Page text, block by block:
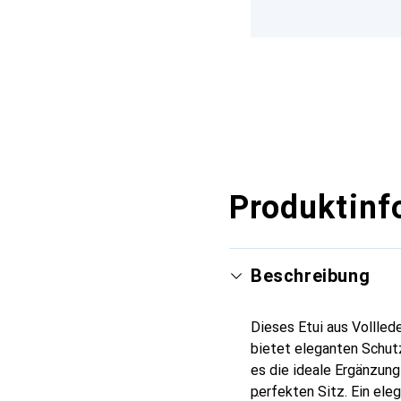
Beschreibung
Dieses Etui aus
bietet eleganten
es die ideale
perfekten Sitz. Ein